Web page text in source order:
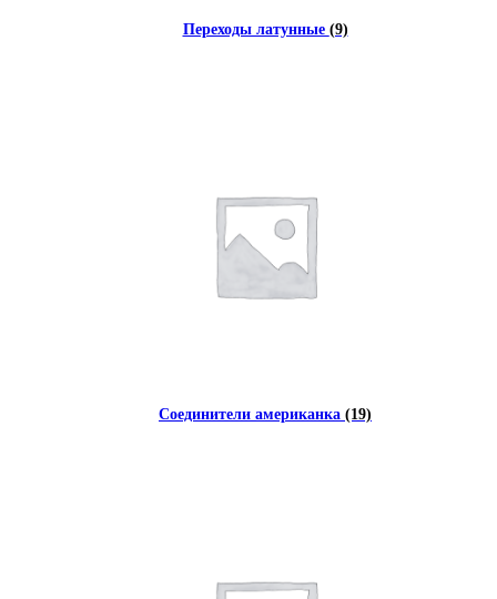
Переходы латунные (9)
Соединители американка (19)